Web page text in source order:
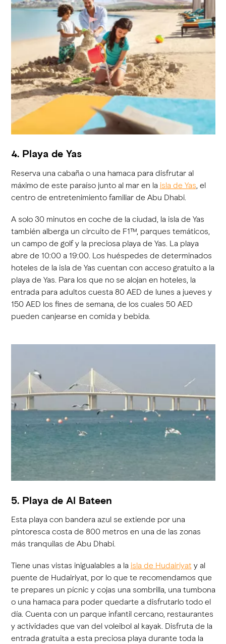
4. Playa de Yas
Reserva una cabaña o una hamaca para disfrutar al
máximo de este paraíso junto al mar en la isla de Yas , el
centro de entretenimiento familiar de Abu Dhabi.
A solo 30 minutos en coche de la ciudad, la isla de Yas
también alberga un circuito de F1™, parques temáticos,
un campo de golf y la preciosa playa de Yas. La playa
abre de 10:00 a 19:00. Los huéspedes de determinados
hoteles de la isla de Yas cuentan con acceso gratuito a la
playa de Yas. Para los que no se alojan en hoteles, la
entrada para adultos cuesta 80 AED de lunes a jueves y
150 AED los fines de semana, de los cuales 50 AED
pueden canjearse en comida y bebida.
5. Playa de Al Bateen
Esta playa con bandera azul se extiende por una
pintoresca costa de 800 metros en una de las zonas
más tranquilas de Abu Dhabi.
Tiene unas vistas inigualables a la isla de Hudairiyaty al
puente de Hudairiyat, por lo que te recomendamos que
te prepares un pícnic y cojas una sombrilla, una tumbona
o una hamaca para poder quedarte a disfrutarlo todo el
día. Cuenta con un parque infantil cercano, restaurantes
y actividades que van del voleibol al kayak. Disfruta de la
entrada gratuita a esta preciosa playa durante toda la